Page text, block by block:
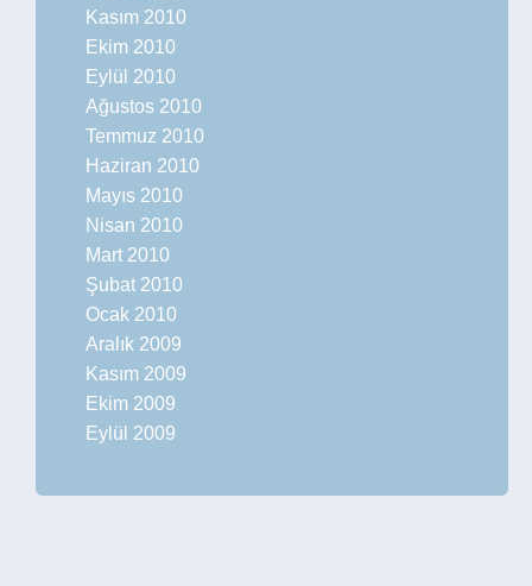
Kasım 2010
Ekim 2010
Eylül 2010
Ağustos 2010
Temmuz 2010
Haziran 2010
Mayıs 2010
Nisan 2010
Mart 2010
Şubat 2010
Ocak 2010
Aralık 2009
Kasım 2009
Ekim 2009
Eylül 2009